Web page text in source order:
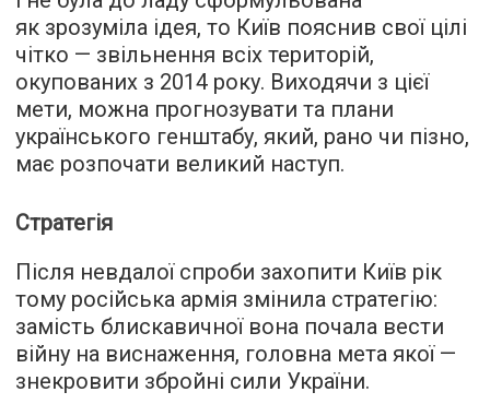
як зрозуміла ідея, то Київ пояснив свої цілі
чітко — звільнення всіх територій,
окупованих з 2014 року. Виходячи з цієї
мети, можна прогнозувати та плани
українського генштабу, який, рано чи пізно,
має розпочати великий наступ.
Стратегія
Після невдалої спроби захопити Київ рік
тому російська армія змінила стратегію:
замість блискавичної вона почала вести
війну на виснаження, головна мета якої —
знекровити збройні сили України.